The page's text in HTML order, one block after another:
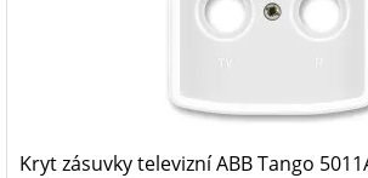
Kryt zásuvky televizní ABB Tango